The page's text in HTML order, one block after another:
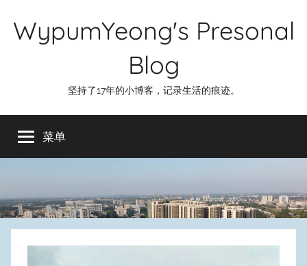
WypumYeong's Presonal
Blog
坚持了17年的小博客，记录生活的痕迹。
菜单